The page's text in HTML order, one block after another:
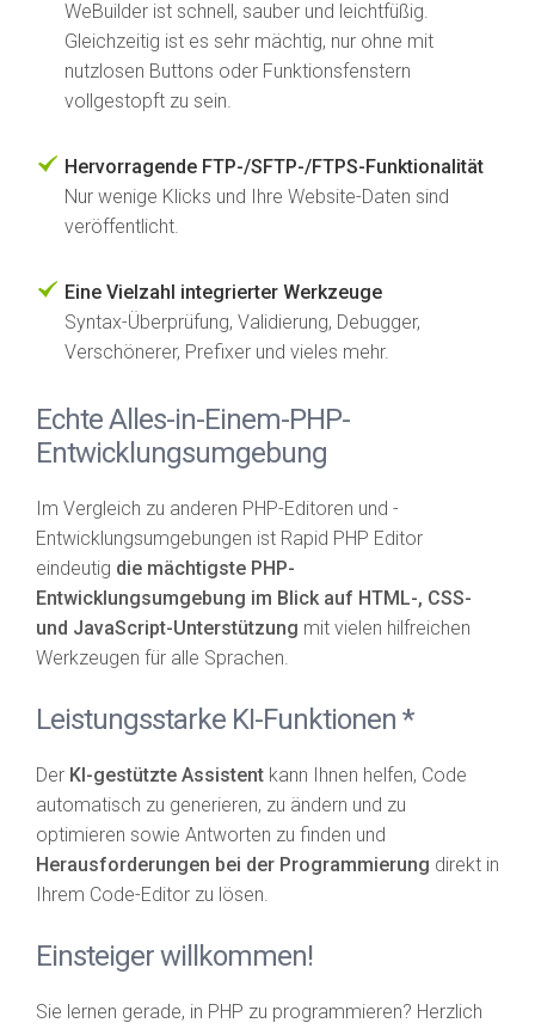
WeBuilder ist schnell, sauber und leichtfüßig.
Gleichzeitig ist es sehr mächtig, nur ohne mit
nutzlosen Buttons oder Funktionsfenstern
vollgestopft zu sein.
Hervorragende FTP-/SFTP-/FTPS-Funktionalität
Nur wenige Klicks und Ihre Website-Daten sind
veröffentlicht.
Eine Vielzahl integrierter Werkzeuge
Syntax-Überprüfung, Validierung, Debugger,
Verschönerer, Prefixer und vieles mehr.
Echte Alles-in-Einem-PHP-
Entwicklungsumgebung
Im Vergleich zu anderen PHP-Editoren und -
Entwicklungsumgebungen ist Rapid PHP Editor
eindeutig die mächtigste PHP-
Entwicklungsumgebung im Blick auf HTML-, CSS-
und JavaScript-Unterstützung mit vielen hilfreichen
Werkzeugen für alle Sprachen.
Leistungsstarke KI-Funktionen *
Der KI-gestützte Assistent kann Ihnen helfen, Code
automatisch zu generieren, zu ändern und zu
optimieren sowie Antworten zu finden und
Herausforderungen bei der Programmierung direkt in
Ihrem Code-Editor zu lösen.
Einsteiger willkommen!
Sie lernen gerade, in PHP zu programmieren? Herzlich